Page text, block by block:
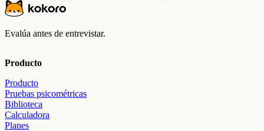
Evalúa antes de entrevistar.
Producto
Producto
Pruebas psicométricas
Biblioteca
Calculadora
Planes